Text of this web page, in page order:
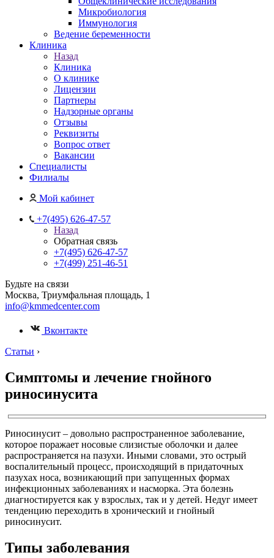
Микробиология
Иммунология
Ведение беременности
Клиника
Назад
Клиника
О клинике
Лицензии
Партнеры
Надзорные органы
Отзывы
Реквизиты
Вопрос ответ
Вакансии
Специалисты
Филиалы
Мой кабинет
+7(495) 626-47-57
Назад
Обратная связь
+7(495) 626-47-57
+7(499) 251-46-51
Будьте на связи
Москва, Триумфальная площадь, 1
info@kmmedcenter.com
Вконтакте
Статьи ›
Симптомы и лечение гнойного
риносинусита
Риносинусит – довольно распространенное заболевание,
которое поражает носовые слизистые оболочки и далее
распространяется на пазухи. Иными словами, это острый
воспалительный процесс, происходящий в придаточных
пазухах носа, возникающий при запущенных формах
инфекционных заболеваниях и насморка. Эта болезнь
диагностируется как у взрослых, так и у детей. Недуг имеет
тенденцию переходить в хронический и гнойный
риносинусит.
Типы заболевания